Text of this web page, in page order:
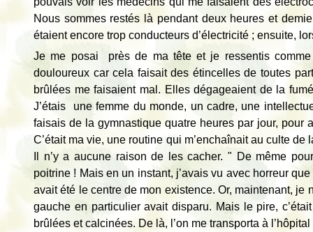
Nous sommes restés là pendant deux heures et
étaient encore trop conducteurs d’électricité ; ensuite,
Je me posai près de ma tête et je ressentis comme
douloureux car cela faisait des étincelles de toutes
brûlées me faisaient mal. Elles dégageaient de la
J’étais une femme du monde, un cadre, une
faisais de la gymnastique quatre heures par jour,
C’était ma vie, une routine qui m’enchaînait au culte
Il n’y a aucune raison de les cacher. " De même
poitrine ! Mais en un instant, j’avais vu avec horreur
avait été le centre de mon existence. Or, maintenant, je
gauche en particulier avait disparu. Mais le pire,
brûlées et calcinées. De là, l’on me transporta à